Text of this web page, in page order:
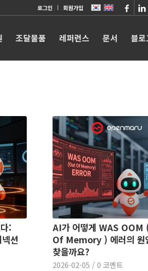
로그인 회원가입
조달물품 레퍼런스 문서 블로
:
션
AI가 어떻게 WAS
Of Memory ) 에러의 원
찾을까요?
2026-02-05 / 0 코멘트